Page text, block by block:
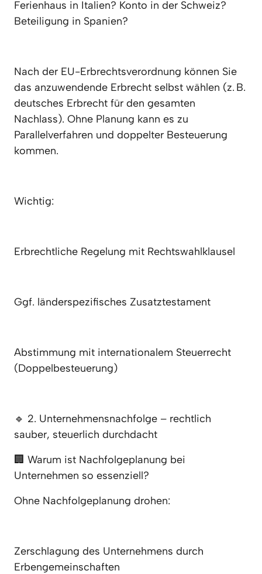
Ferienhaus in Italien? Konto in der Schweiz?
Beteiligung in Spanien?
Nach der EU-Erbrechtsverordnung können Sie
das anzuwendende Erbrecht selbst wählen (z. B.
deutsches Erbrecht für den gesamten
Nachlass). Ohne Planung kann es zu
Parallelverfahren und doppelter Besteuerung
kommen.
Wichtig:
Erbrechtliche Regelung mit Rechtswahlklausel
Ggf. länderspezifisches Zusatztestament
Abstimmung mit internationalem Steuerrecht
(Doppelbesteuerung)
🔹 2. Unternehmensnachfolge – rechtlich
sauber, steuerlich durchdacht
🏢 Warum ist Nachfolgeplanung bei
Unternehmen so essenziell?
Ohne Nachfolgeplanung drohen:
Zerschlagung des Unternehmens durch
Erbengemeinschaften